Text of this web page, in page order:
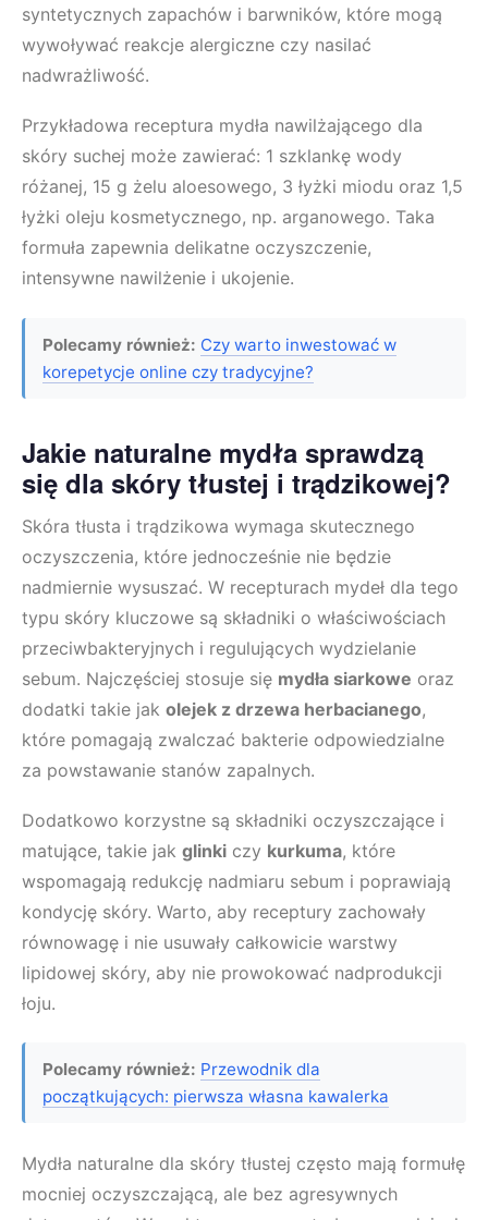
syntetycznych zapachów i barwników, które mogą
wywoływać reakcje alergiczne czy nasilać
nadwrażliwość.
Przykładowa receptura mydła nawilżającego dla
skóry suchej może zawierać: 1 szklankę wody
różanej, 15 g żelu aloesowego, 3 łyżki miodu oraz 1,5
łyżki oleju kosmetycznego, np. arganowego. Taka
formuła zapewnia delikatne oczyszczenie,
intensywne nawilżenie i ukojenie.
Polecamy również: Czy warto inwestować w
korepetycje online czy tradycyjne?
Jakie naturalne mydła sprawdzą
się dla skóry tłustej i trądzikowej?
Skóra tłusta i trądzikowa wymaga skutecznego
oczyszczenia, które jednocześnie nie będzie
nadmiernie wysuszać. W recepturach mydeł dla tego
typu skóry kluczowe są składniki o właściwościach
przeciwbakteryjnych i regulujących wydzielanie
sebum. Najczęściej stosuje się mydła siarkowe oraz
dodatki takie jak olejek z drzewa herbacianego,
które pomagają zwalczać bakterie odpowiedzialne
za powstawanie stanów zapalnych.
Dodatkowo korzystne są składniki oczyszczające i
matujące, takie jak glinki czy kurkuma, które
wspomagają redukcję nadmiaru sebum i poprawiają
kondycję skóry. Warto, aby receptury zachowały
równowagę i nie usuwały całkowicie warstwy
lipidowej skóry, aby nie prowokować nadprodukcji
łoju.
Polecamy również: Przewodnik dla
początkujących: pierwsza własna kawalerka
Mydła naturalne dla skóry tłustej często mają formułę
mocniej oczyszczającą, ale bez agresywnych